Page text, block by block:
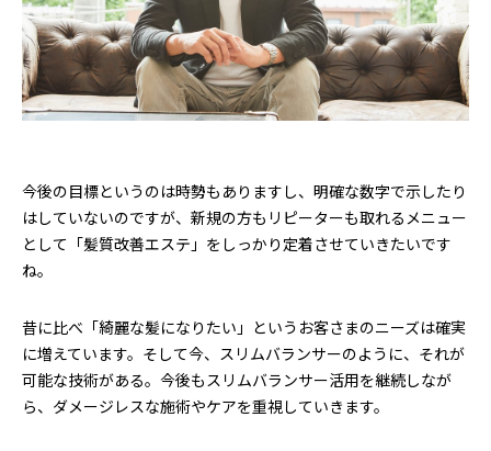
今後の目標というのは時勢もありますし、明確な数字で示したり
はしていないのですが、新規の方もリピーターも取れるメニュー
として「髪質改善エステ」をしっかり定着させていきたいです
ね。
昔に比べ「綺麗な髪になりたい」というお客さまのニーズは確実
に増えています。そして今、スリムバランサーのように、それが
可能な技術がある。今後もスリムバランサー活用を継続しなが
ら、ダメージレスな施術やケアを重視していきます。